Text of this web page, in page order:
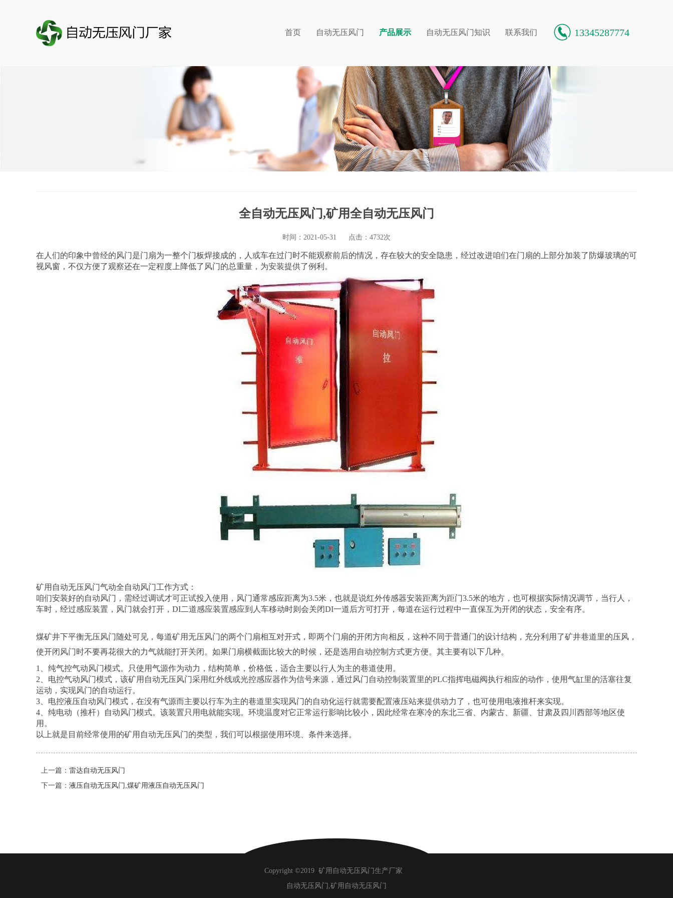
13345287774
首页 自动无压风门 产品展示 自动无压风门知识 联系我们
全自动无压风门,矿用全自动无压风门
时间：2021-05-31 点击：4732次
在人们的印象中曾经的风门是门扇为一整个门板焊接成的，人或车在过门时不能观察前后的情况，存在较大的安全隐患，经过改进咱们在门扇的上部分加装了防爆玻璃的可
视风窗，不仅方便了观察还在一定程度上降低了风门的总重量，为安装提供了例利。
矿用自动无压风门气动全自动风门工作方式：
咱们安装好的自动风门，需经过调试才可正试投入使用，风门通常感应距离为3.5米，也就是说红外传感器安装距离为距门3.5米的地方，也可根据实际情况调节，当行人，
车时，经过感应装置，风门就会打开，DI二道感应装置感应到人车移动时则会关闭DI一道后方可打开，每道在运行过程中一直保互为开闭的状态，安全有序。
煤矿井下平衡无压风门随处可见，每道矿用无压风门的两个门扇相互对开式，即两个门扇的开闭方向相反，这种不同于普通门的设计结构，充分利用了矿井巷道里的压风，
使开闭风门时不要再花很大的力气就能打开关闭。如果门扇横截面比较大的时候，还是选用自动控制方式更方便。其主要有以下几种。
1、纯气控气动风门模式。只使用气源作为动力，结构简单，价格低，适合主要以行人为主的巷道使用。
2、电控气动风门模式，该矿用自动无压风门采用红外线或光控感应器作为信号来源，通过风门自动控制装置里的PLC指挥电磁阀执行相应的动作，使用气缸里的活塞往复
运动，实现风门的自动运行。
3、电控液压自动风门模式，在没有气源而主要以行车为主的巷道里实现风门的自动化运行就需要配置液压站来提供动力了，也可使用电液推杆来实现。
4、纯电动（推杆）自动风门模式。该装置只用电就能实现。环境温度对它正常运行影响比较小，因此经常在寒冷的东北三省、内蒙古、新疆、甘肃及四川西部等地区使
用。
以上就是目前经常使用的矿用自动无压风门的类型，我们可以根据使用环境、条件来选择。
上一篇： 雷达自动无压风门
下一篇： 液压自动无压风门,煤矿用液压自动无压风门
Copyright ©2019 矿用自动无压风门生产厂家
自动无压风门,矿用自动无压风门